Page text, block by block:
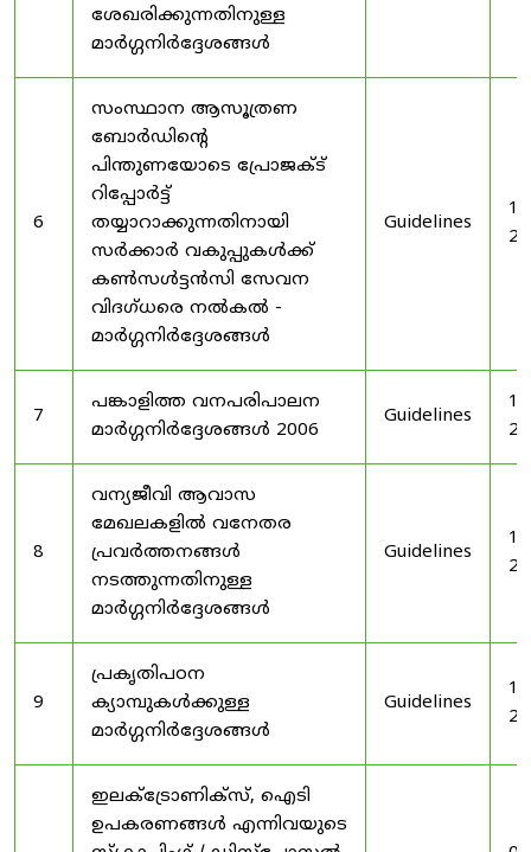
ശേഖരിക്കുന്നതിനുള്ള
മാർഗ്ഗനിർദ്ദേശങ്ങൾ
6
സംസ്ഥാന ആസൂത്രണ
ബോർഡിൻ്റെ
പിന്തുണയോടെ പ്രോജക്ട്
റിപ്പോർട്ട്
തയ്യാറാക്കുന്നതിനായി
സർക്കാർ വകുപ്പുകൾക്ക്
കൺസൾട്ടൻസി സേവന
വിദഗ്ധരെ നൽകൽ -
മാർഗ്ഗനിർദ്ദേശങ്ങൾ
Guidelines
7
പങ്കാളിത്ത വനപരിപാലന
മാർഗ്ഗനിർദ്ദേശങ്ങൾ 2006
Guidelines
8
വന്യജീവി ആവാസ
മേഖലകളിൽ വനേതര
പ്രവർത്തനങ്ങൾ
നടത്തുന്നതിനുള്ള
മാർഗ്ഗനിർദ്ദേശങ്ങൾ
Guidelines
9
പ്രകൃതിപഠന
ക്യാമ്പുകൾക്കുള്ള
മാർഗ്ഗനിർദ്ദേശങ്ങൾ
Guidelines
ഇലക്‌ട്രോണിക്‌സ്, ഐടി
ഉപകരണങ്ങൾ എന്നിവയുടെ